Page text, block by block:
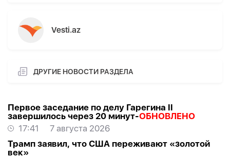
Vesti.az
ДРУГИЕ НОВОСТИ РАЗДЕЛА
Первое заседание по делу Гарегина II
завершилось через 20 минут-ОБНОВЛЕНО
17:41
7 августа 2026
Трамп заявил, что США переживают «золотой
век»